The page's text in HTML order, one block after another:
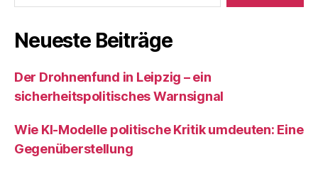
Neueste Beiträge
Der Drohnenfund in Leipzig – ein
sicherheitspolitisches Warnsignal
Wie KI‑Modelle politische Kritik umdeuten: Eine
Gegenüberstellung